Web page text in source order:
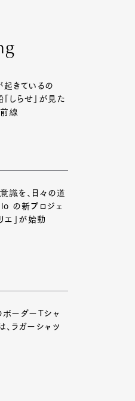
きているの
しらせ」が見た
線
識を、日々の道
の新プロジェ
エ」が始動
ボーダーTシャ
、ラガーシャツ